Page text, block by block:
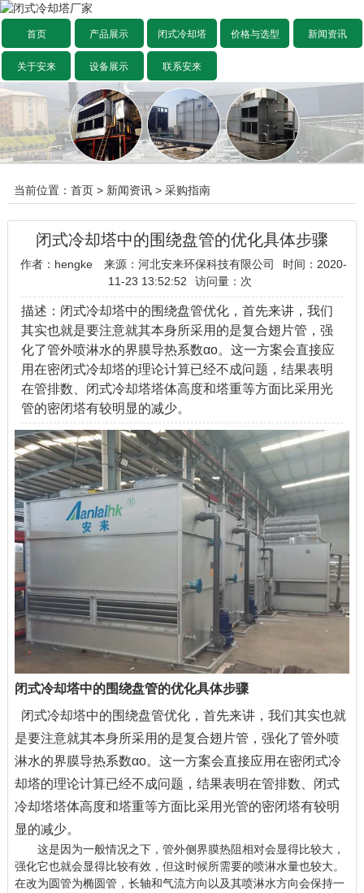
首页 产品展示 闭式冷却塔 价格与选型 新闻资讯
关于安来 设备展示 联系安来
当前位置： 首页> 新闻资讯> 采购指南
闭式冷却塔中的围绕盘管的优化具体步骤
作者：hengke 来源：河北安来环保科技有限公司
时间：2020-
11-23 13:52:52
访问量： 次
描述：闭式冷却塔中的围绕盘管优化，首先来讲，我们
其实也就是要注意就其本身所采用的是复合翅片管，强
化了管外喷淋水的界膜导热系数αo。这一方案会直接应
用在密闭式冷却塔的理论计算已经不成问题，结果表明
在管排数、闭式冷却塔塔体高度和塔重等方面比采用光
管的密闭塔有较明显的减少。
闭式冷却塔中的围绕盘管的优化具体步骤
闭式冷却塔中的围绕盘管优化，首先来讲，我们其实也就
是要注意就其本身所采用的是复合翅片管，强化了管外喷
淋水的界膜导热系数αo。这一方案会直接应用在密闭式冷
却塔的理论计算已经不成问题，结果表明在管排数、闭式
冷却塔塔体高度和塔重等方面比采用光管的密闭塔有较明
显的减少。
这是因为一般情况之下，管外侧界膜热阻相对会显得比较大，
强化它也就会显得比较有效，但这时候所需要的喷淋水量也较大。
在改为圆管为椭圆管，长轴和气流方向以及其喷淋水方向会保持一